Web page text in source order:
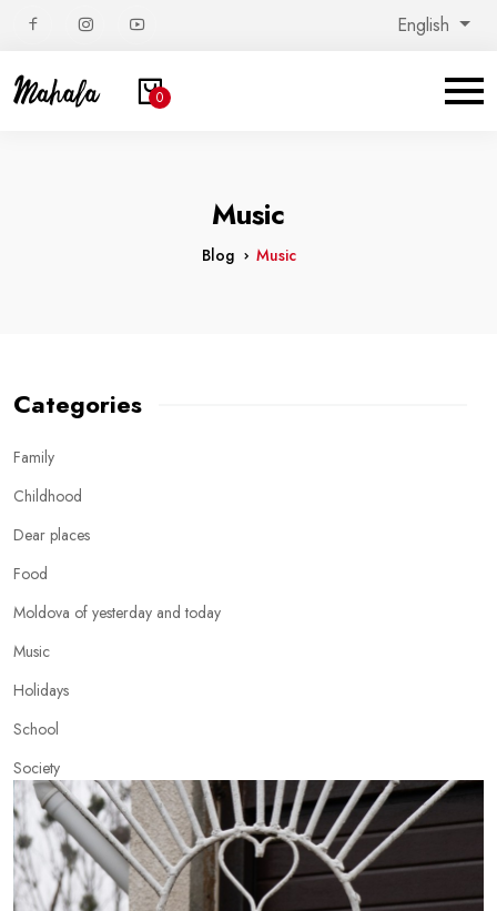
English
0
Music
Blog Music
Categories
Family
Childhood
Dear places
Food
Moldova of yesterday and today
Music
Holidays
School
Society